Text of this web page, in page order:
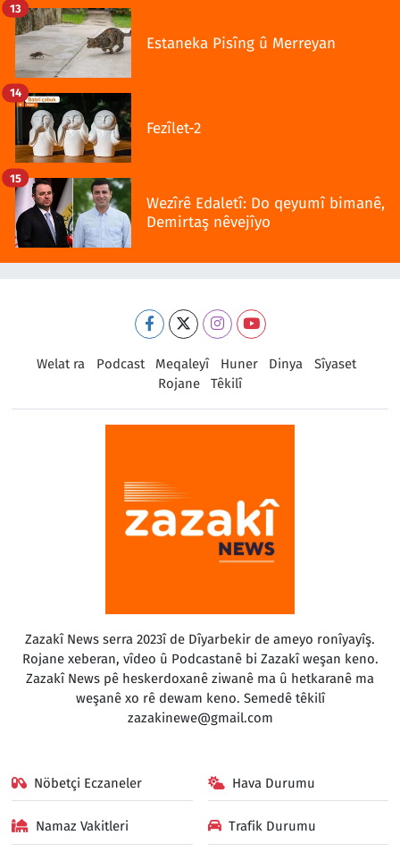
Estaneka Pisîng û Merreyan
13
Fezîlet-2
14
Wezîrê Edaletî: Do qeyumî bimanê,
Demirtaş nêvejîyo
15
Welat ra Podcast Meqaleyî Huner Dinya
Sîyaset
Rojane
Têkilî
Zazakî News serra 2023î de Dîyarbekir de ameyo ronîyayîş.
Rojane xeberan, vîdeo û Podcastanê bi Zazakî weşan keno.
Zazakî News pê heskerdoxanê ziwanê ma û hetkaranê ma
weşanê xo rê dewam keno. Semedê têkilî
zazakinewe@gmail.com
Nöbetçi Eczaneler Hava Durumu
Namaz Vakitleri Trafik Durumu